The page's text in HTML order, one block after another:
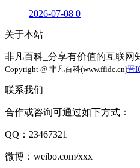
2026-07-08 0
关于本站
非凡百科_分享有价值的互联网
Copyright @ 非凡百科(www.ffidc.cn)晋
联系我们
合作或咨询可通过如下方式：
QQ：23467321
微博：weibo.com/xxx